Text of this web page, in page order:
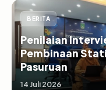
BERITA
Penilaian
Pembinaan
Pasuruan
14 Juli 2026